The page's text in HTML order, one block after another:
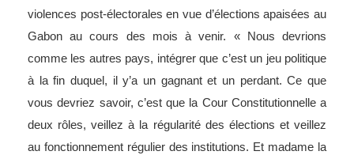
violences post-électorales en vue d’élections apaisées au
Gabon au cours des mois à venir. « Nous devrions
comme les autres pays, intégrer que c’est un jeu politique
à la fin duquel, il y’a un gagnant et un perdant. Ce que
vous devriez savoir, c’est que la Cour Constitutionnelle a
deux rôles, veillez à la régularité des élections et veillez
au fonctionnement régulier des institutions. Et madame la